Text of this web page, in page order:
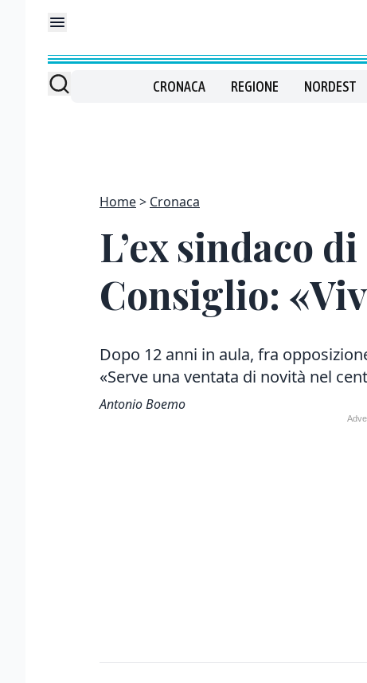
CRONACA REGIONE NORDEST
Home Cronaca
L’ex sindaco
Consiglio:
Dopo 12 anni in aula, fra
«Serve una ventata di novità nel
Antonio Boemo